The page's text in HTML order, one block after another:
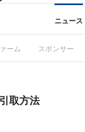
ニュース
ーム スポンサー
取方法